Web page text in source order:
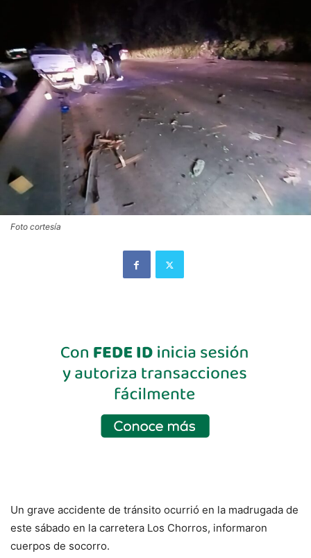
Foto cortesía
Un grave accidente de tránsito ocurrió en la madrugada de
este sábado en la carretera Los Chorros, informaron
cuerpos de socorro.